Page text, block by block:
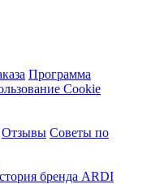
Программа
Cookie
Отзывы Советы по
бренда ARDI